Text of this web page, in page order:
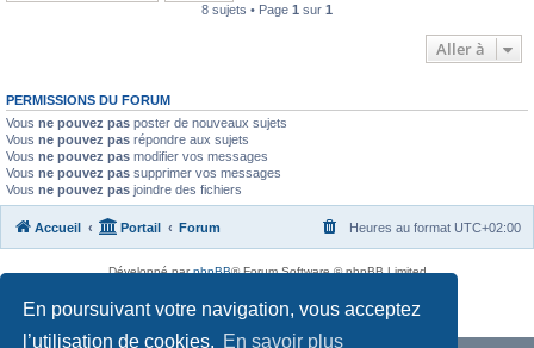
En poursuivant votre navigation, vous acceptez
l’utilisation de cookies. En savoir plus
8 sujets • Page 1 sur 1
Aller à
PERMISSIONS DU FORUM
Vous ne pouvez pas poster de nouveaux sujets
Vous ne pouvez pas répondre aux sujets
Vous ne pouvez pas modifier vos messages
Vous ne pouvez pas supprimer vos messages
Vous ne pouvez pas joindre des fichiers
Accueil Portail Forum Heures au format UTC+02:00
Développé parphpBB® Forum Software © phpBB Limited
Confidentialité| Conditions